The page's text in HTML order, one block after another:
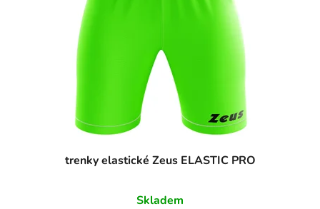
trenky elastické Zeus ELASTIC PRO
Skladem